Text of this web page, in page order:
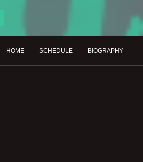
HOME SCHEDULE BIOGRAPHY